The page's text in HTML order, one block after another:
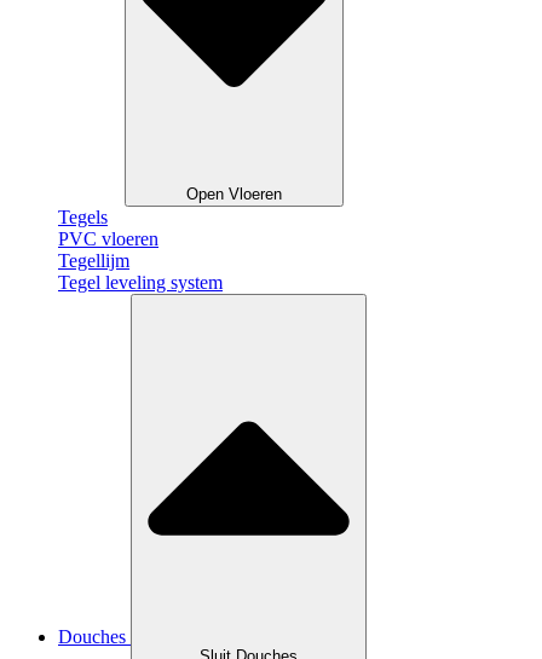
Open Vloeren
Tegels
PVC vloeren
Tegellijm
Tegel leveling system
Douches